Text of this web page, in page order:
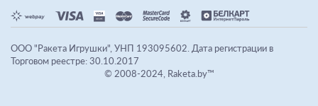
ООО "Ракета Игрушки", УНП 193095602. Дата регистрации в
Торговом реестре: 30.10.2017
© 2008-2024, Raketa.by™